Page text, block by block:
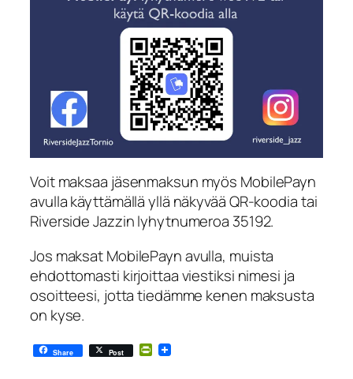
Voit maksaa jäsenmaksun myös MobilePayn
avulla käyttämällä yllä näkyvää QR-koodia tai
Riverside Jazzin lyhytnumeroa 35192.
Jos maksat MobilePayn avulla, muista
ehdottomasti kirjoittaa viestiksi nimesi ja
osoitteesi, jotta tiedämme kenen maksusta
on kyse.
Share Post PrintFriendly